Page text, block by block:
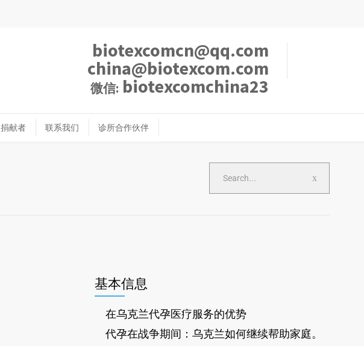
biotexcomcn@qq.com
china@biotexcom.com
微信: biotexcomchina23
捐献者 联系我们 诊所合作伙伴
基本信息
在乌克兰代孕医疗服务的优势
代孕在战争期间：乌克兰如何继续帮助家庭。